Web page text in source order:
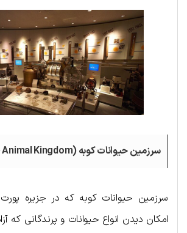
سرزمین حیوانات کوبه (Kobe Animal Kingdom)
سرزمین حیوانات کوبه که در جزیره
امکان دیدن انواع حیوانات و پرندگانی که